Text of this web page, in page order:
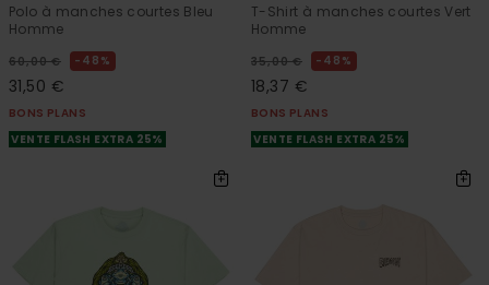
Polo à manches courtes Bleu
Homme
60,00 € 48%
31,50 €
BONS PLANS
VENTE FLASH EXTRA 25%
T-Shirt à manches courtes Vert
Homme
35,00 € 48%
18,37 €
BONS PLANS
VENTE FLASH EXTRA 25%